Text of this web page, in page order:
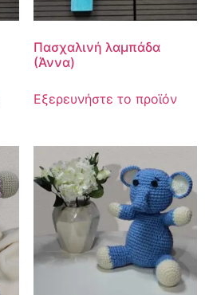
Πασχαλινή λαμπάδα
(Άννα)
Εξερευνήστε το προϊόν